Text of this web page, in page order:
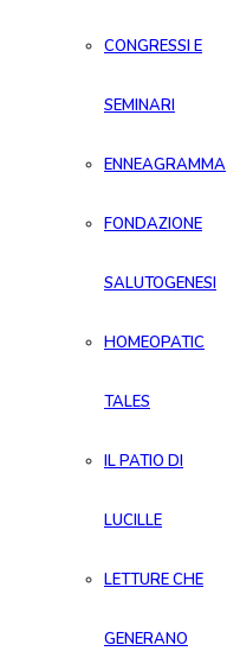
CONGRESSI E
SEMINARI
ENNEAGRAMMA
FONDAZIONE
SALUTOGENESI
HOMEOPATIC
TALES
IL PATIO DI
LUCILLE
LETTURE CHE
GENERANO